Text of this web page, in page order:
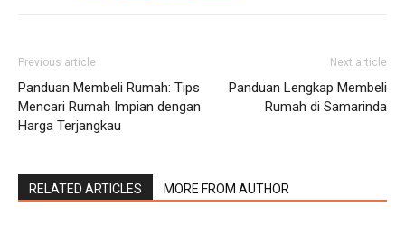
Previous article
Panduan Membeli Rumah: Tips
Mencari Rumah Impian dengan
Harga Terjangkau
Next article
Panduan Lengkap Membeli
Rumah di Samarinda
RELATED ARTICLES MORE FROM AUTHOR